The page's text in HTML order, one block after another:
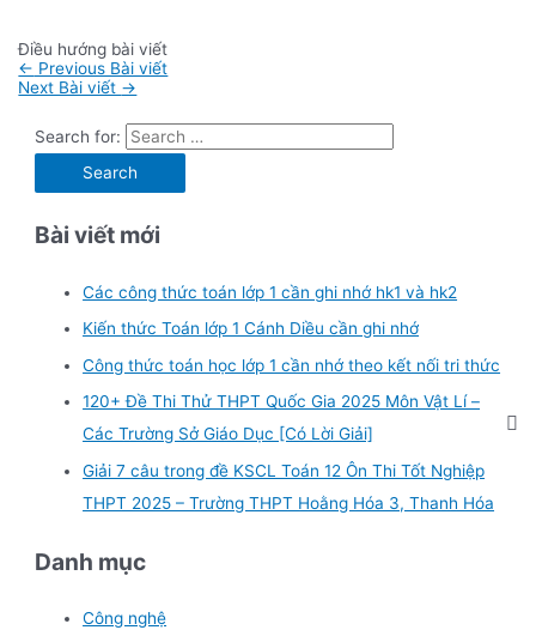
Điều hướng bài viết
← Previous Bài viết
Next Bài viết →
Search for:
Bài viết mới
Các công thức toán lớp 1 cần ghi nhớ hk1 và hk2
Kiến thức Toán lớp 1 Cánh Diều cần ghi nhớ
Công thức toán học lớp 1 cần nhớ theo kết nối tri thức
120+ Đề Thi Thử THPT Quốc Gia 2025 Môn Vật Lí –
Các Trường Sở Giáo Dục [Có Lời Giải]
Giải 7 câu trong đề KSCL Toán 12 Ôn Thi Tốt Nghiệp
THPT 2025 – Trường THPT Hoằng Hóa 3, Thanh Hóa
Danh mục
Công nghệ